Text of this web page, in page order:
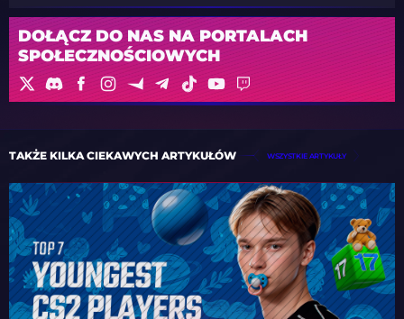
DOŁĄCZ DO NAS NA PORTALACH
SPOŁECZNOŚCIOWYCH
TAKŻE KILKA CIEKAWYCH ARTYKUŁÓW WSZYSTKIE ARTYKUŁY